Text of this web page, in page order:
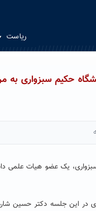
ریاست
حکیم سبزواری به
یک عضو هیات علمی
در این جلسه دکتر حسین